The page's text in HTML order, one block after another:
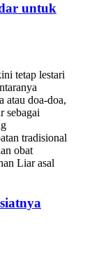
untuk
tetap lestari
atau doa-doa,
sebagai
tradisional
obat
Liar asal